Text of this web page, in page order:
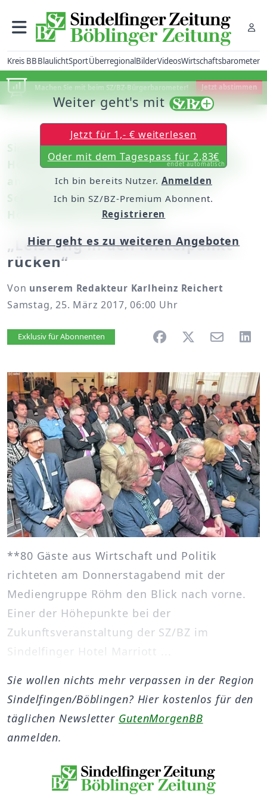
Kreis BBBlaulichtSportÜberregionalBilderVideosWirtschaftsbarometer
Machen Sie mit beim SZ/BZ-Bürgerbarometer! Jetzt abstimmen
Sindelfingen: Wirtschaftsministerin Dr.
Hoffmeister-Kraut kündigt bei der SZ/BZ
an, dass sie mit der Werbung für die
Selbstständigkeit in Schulen und
Hochschulen ansetzen will
„Leistung in den Mittelpunkt
rücken“
Von unserem Redakteur Karlheinz Reichert
Samstag, 25. März 2017, 06:00 Uhr
Artikel vorlesen
Exklusiv für Abonnenten
**80 Gäste aus Wirtschaft und Politik
richteten am Donnerstagabend mit der
Mediengruppe Röhm den Blick nach vorne.
Einer der Höhepunkte bei der
Zukunftsveranstaltung der SZ/BZ im
Sindelfinger Hotel Marriott ...
Weiter geht's mit
Jetzt für 1,- € weiterlesen
Oder mit dem Tagespass für 2,83€
endet automatisch
Ich bin bereits Nutzer. Anmelden
Ich bin SZ/BZ-Premium Abonnent.
Registrieren
Hier geht es zu weiteren Angeboten
Sie wollen nichts mehr verpassen in der Region
Sindelfingen/Böblingen? Hier kostenlos für den
täglichen Newsletter GutenMorgenBB
anmelden.